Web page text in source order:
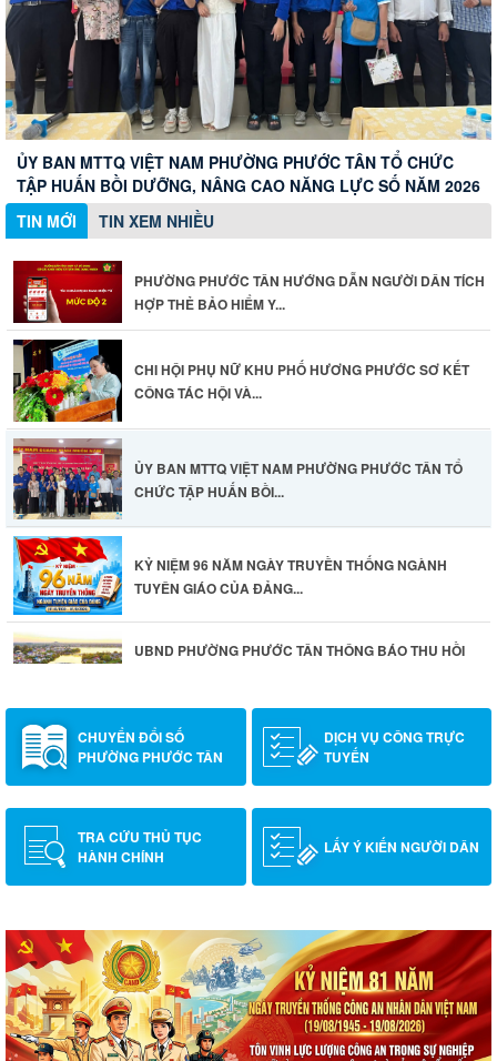
TIN MỚI TIN XEM NHIỀU
PHƯỜNG PHƯỚC TÂN HƯỚNG DẪN NGƯỜI DÂN TÍCH HỢP
THẺ BẢO HIỂM Y TẾ VÀ SỬ DỤNG SỔ SỨC KHỎE ĐIỆN TỬ
TRÊN ỨNG DỤNG VNeID
CHI HỘI PHỤ NỮ KHU PHỐ HƯƠNG PHƯỚC SƠ KẾT CÔNG
TÁC HỘI VÀ PHONG TRÀO PHỤ NỮ 6 THÁNG ĐẦU NĂM 2026
ỦY BAN MTTQ VIỆT NAM PHƯỜNG PHƯỚC TÂN TỔ CHỨC
TẬP HUẤN BỒI DƯỠNG, NÂNG CAO NĂNG LỰC SỐ NĂM 2026
KỶ NIỆM 96 NĂM NGÀY TRUYỀN THỐNG NGÀNH TUYÊN
GIÁO CỦA ĐẢNG (01/8/1930 - 01/8/2026)
UBND PHƯỜNG PHƯỚC TÂN THÔNG BÁO THU HỒI ĐẤT
PHƯỜNG PHƯỚC TÂN HƯỚNG DẪN NGƯỜI DÂN TÍCH
HỢP THẺ BẢO HIỂM Y...
CHI HỘI PHỤ NỮ KHU PHỐ HƯƠNG PHƯỚC SƠ KẾT
CÔNG TÁC HỘI VÀ...
ỦY BAN MTTQ VIỆT NAM PHƯỜNG PHƯỚC TÂN TỔ
CHỨC TẬP HUẤN BỒI...
KỶ NIỆM 96 NĂM NGÀY TRUYỀN THỐNG NGÀNH
TUYÊN GIÁO CỦA ĐẢNG...
UBND PHƯỜNG PHƯỚC TÂN THÔNG BÁO THU HỒI
CHUYỂN ĐỔI SỐ
PHƯỜNG PHƯỚC TÂN
DỊCH VỤ CÔNG TRỰC
TUYẾN
TRA CỨU THỦ TỤC
HÀNH CHÍNH
LẤY Ý KIẾN NGƯỜI DÂN